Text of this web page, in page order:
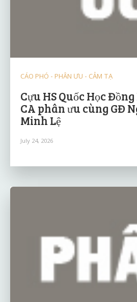
CÁO PHÓ - PHÂN ƯU - CẢM TẠ
Cựu HS Quốc Học
CA phân ưu cùng GĐ
Minh Lệ
July 24, 2026